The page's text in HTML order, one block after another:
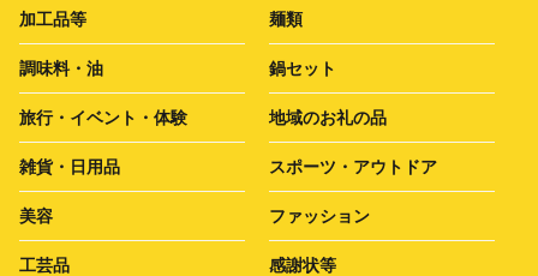
加工品等 麺類
調味料・油 鍋セット
旅行・イベント・体験 地域のお礼の品
雑貨・日用品 スポーツ・アウトドア
美容 ファッション
工芸品 感謝状等